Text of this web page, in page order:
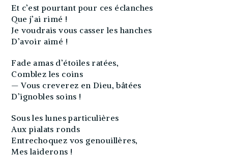
Et c’est pourtant pour ces éclanches
Que j’ai rimé !
Je voudrais vous casser les hanches
D’avoir aimé !
Fade amas d’étoiles ratées,
Comblez les coins
— Vous creverez en Dieu, bâtées
D’ignobles soins !
Sous les lunes particulières
Aux pialats ronds
Entrechoquez vos genouillères,
Mes laiderons !